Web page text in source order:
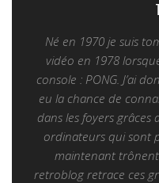
Né en 1970 je suis
vidéo en 1978
console : PONG. J’ai
eu la chance de
dans les foyers grâces
ordinateurs qui sont
maintenant
retroblog retrace ces